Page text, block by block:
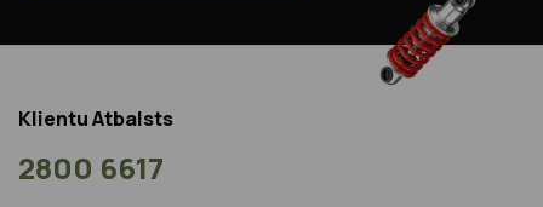
Klientu Atbalsts
2800 6617